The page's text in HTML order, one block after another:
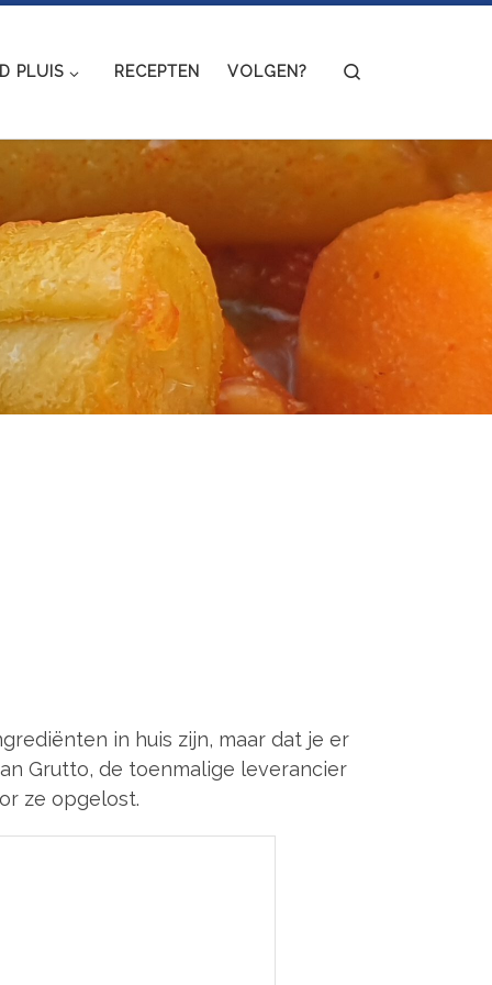
PLUIS RECEPTEN VOLGEN?
in huis zijn, maar dat je er
Grutto, de toenmalige leverancier
ze opgelost.